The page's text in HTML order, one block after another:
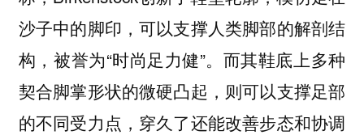
沙子中的脚印，可以支撑人类脚部的解剖结
构，被誉为“时尚足力健”。而其鞋底上多种
契合脚掌形状的微硬凸起，则可以支撑足部
的不同受力点，穿久了还能改善步态和协调